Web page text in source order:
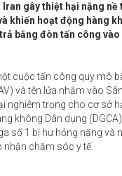
gây thiệt hại nặng nề
khiến hoạt động hàng
bằng đòn tấn công vào
cuộc tấn công quy mô
và tên lửa nhắm vào
nghiêm trọng cho cơ sở
không Dân dụng
số 1 bị hư hỏng nặng và
nhận chăm sóc y tế.